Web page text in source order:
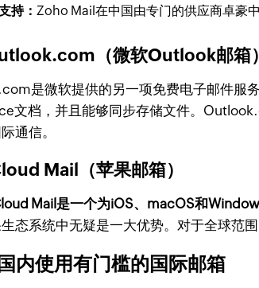
持：Zoho Mail在中国由专门的供应商卓豪
（微软Outlook邮箱）
是微软提供的另一项免费电子邮件服务
文档，并且能够同步存储文件。
通信。
Mail（苹果邮箱）
Mail是一个为iOS、macOS和
态系统中无疑是一大优势。对于全球范
使用有门槛的国际邮箱